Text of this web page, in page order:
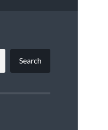
Search